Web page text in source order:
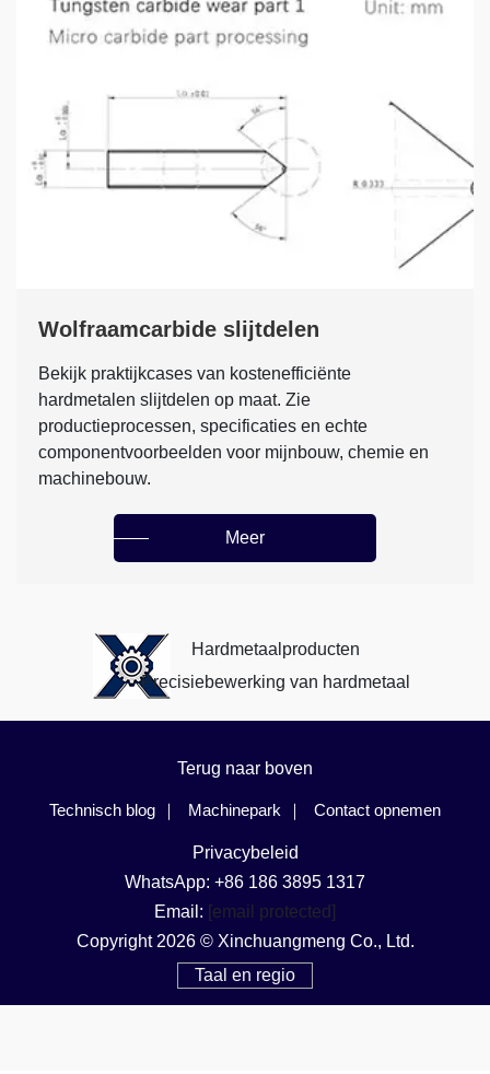
Wolfraamcarbide slijtdelen
Bekijk praktijkcases van kostenefficiënte
hardmetalen slijtdelen op maat. Zie
productieprocessen, specificaties en echte
componentvoorbeelden voor mijnbouw, chemie en
machinebouw.
Meer
Hardmetaalproducten
Precisiebewerking van hardmetaal
Terug naar boven
Technisch blog Machinepark Contact opnemen
Privacybeleid
WhatsApp: +86 186 3895 1317
Email: [email protected]
Copyright 2026 © Xinchuangmeng Co., Ltd.
Taal en regio